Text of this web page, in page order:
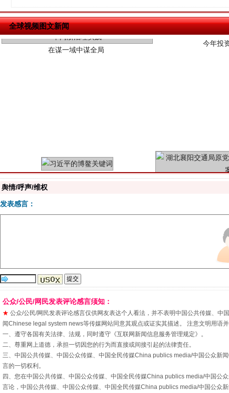
全球视频图文新闻
生物安
揭批美国五大"原罪" "炒鞋教
舆情/呼声/维权
发表感言：
公众/公民/网民发表评论感言须知：
★ 公众/公民/网民发表评论感言仅供网友表达个人看法，并不表明中国公共传媒、
闻Chinese legal system news等传媒网站同意其观点或证实其描述。 注意文明用语并
一、遵守各国有关法律、法规，同时遵守《互联网新闻信息服务管理规定》。
二、尊重网上道德，承担一切因您的行为而直接或间接引起的法律责任。
三、中国公共传媒、中国公众传媒、中国全民传媒China publics media/中国公众
言的一切权利。
四、您在中国公共传媒、中国公众传媒、中国全民传媒China publics media/中国
言论，中国公共传媒、中国公众传媒、中国全民传媒China publics media/中国公